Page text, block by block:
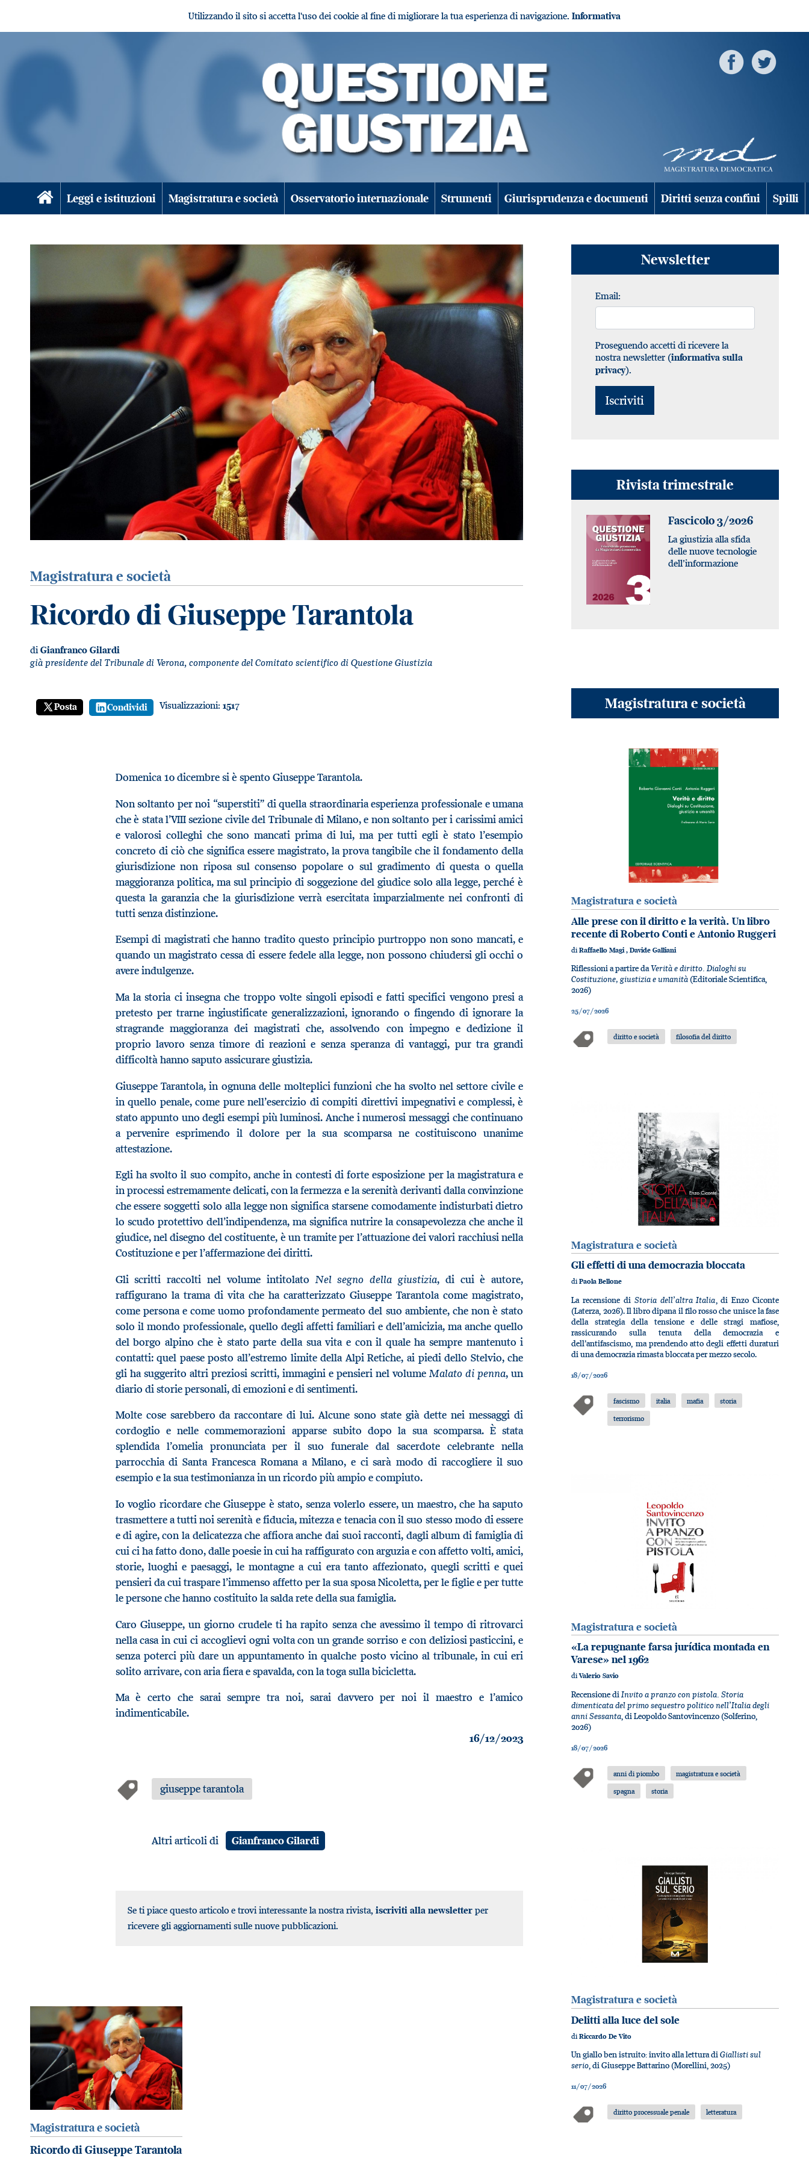
Utilizzando il sito si accetta l'uso dei cookie al fine di migliorare la tua esperienza di navigazione. Informativa
Leggi e istituzioni Magistratura e società Osservatorio internazionale Strumenti Giurisprudenza e documenti Diritti senza confini Spilli
Magistratura e società
Ricordo di Giuseppe Tarantola
di Gianfranco Gilardi
già presidente del Tribunale di Verona, componente del Comitato scientifico di Questione Giustizia
Posta Condividi Visualizzazioni: 1517
Domenica 10 dicembre si è spento Giuseppe Tarantola.
Non soltanto per noi “superstiti” di quella straordinaria esperienza professionale e umana
che è stata l’VIII sezione civile del Tribunale di Milano, e non soltanto per i carissimi amici
e valorosi colleghi che sono mancati prima di lui, ma per tutti egli è stato l’esempio
concreto di ciò che significa essere magistrato, la prova tangibile che il fondamento della
giurisdizione non riposa sul consenso popolare o sul gradimento di questa o quella
maggioranza politica, ma sul principio di soggezione del giudice solo alla legge, perché è
questa la garanzia che la giurisdizione verrà esercitata imparzialmente nei confronti di
tutti senza distinzione.
Esempi di magistrati che hanno tradito questo principio purtroppo non sono mancati, e
quando un magistrato cessa di essere fedele alla legge, non possono chiudersi gli occhi o
avere indulgenze.
Ma la storia ci insegna che troppo volte singoli episodi e fatti specifici vengono presi a
pretesto per trarne ingiustificate generalizzazioni, ignorando o fingendo di ignorare la
stragrande maggioranza dei magistrati che, assolvendo con impegno e dedizione il
proprio lavoro senza timore di reazioni e senza speranza di vantaggi, pur tra grandi
difficoltà hanno saputo assicurare giustizia.
Giuseppe Tarantola, in ognuna delle molteplici funzioni che ha svolto nel settore civile e
in quello penale, come pure nell’esercizio di compiti direttivi impegnativi e complessi, è
stato appunto uno degli esempi più luminosi. Anche i numerosi messaggi che continuano
a pervenire esprimendo il dolore per la sua scomparsa ne costituiscono unanime
attestazione.
Egli ha svolto il suo compito, anche in contesti di forte esposizione per la magistratura e
in processi estremamente delicati, con la fermezza e la serenità derivanti dalla convinzione
che essere soggetti solo alla legge non significa starsene comodamente indisturbati dietro
lo scudo protettivo dell’indipendenza, ma significa nutrire la consapevolezza che anche il
giudice, nel disegno del costituente, è un tramite per l’attuazione dei valori racchiusi nella
Costituzione e per l’affermazione dei diritti.
Gli scritti raccolti nel volume intitolatoNel segno della giustizia, di cui è autore,
raffigurano la trama di vita che ha caratterizzato Giuseppe Tarantola come magistrato,
come persona e come uomo profondamente permeato del suo ambiente, che non è stato
solo il mondo professionale, quello degli affetti familiari e dell’amicizia, ma anche quello
del borgo alpino che è stato parte della sua vita e con il quale ha sempre mantenuto i
contatti: quel paese posto all’estremo limite della Alpi Retiche, ai piedi dello Stelvio, che
gli ha suggerito altri preziosi scritti, immagini e pensieri nel volumeMalato di penna, un
diario di storie personali, di emozioni e di sentimenti.
Molte cose sarebbero da raccontare di lui. Alcune sono state già dette nei messaggi di
cordoglio e nelle commemorazioni apparse subito dopo la sua scomparsa. È stata
splendida l’omelia pronunciata per il suo funerale dal sacerdote celebrante nella
parrocchia di Santa Francesca Romana a Milano, e ci sarà modo di raccogliere il suo
esempio e la sua testimonianza in un ricordo più ampio e compiuto.
Io voglio ricordare che Giuseppe è stato, senza volerlo essere, un maestro, che ha saputo
trasmettere a tutti noi serenità e fiducia, mitezza e tenacia con il suo stesso modo di essere
e di agire, con la delicatezza che affiora anche dai suoi racconti, dagli album di famiglia di
cui ci ha fatto dono, dalle poesie in cui ha raffigurato con arguzia e con affetto volti, amici,
storie, luoghi e paesaggi, le montagne a cui era tanto affezionato, quegli scritti e quei
pensieri da cui traspare l’immenso affetto per la sua sposa Nicoletta, per le figlie e per tutte
le persone che hanno costituito la salda rete della sua famiglia.
Caro Giuseppe, un giorno crudele ti ha rapito senza che avessimo il tempo di ritrovarci
nella casa in cui ci accoglievi ogni volta con un grande sorriso e con deliziosi pasticcini, e
senza poterci più dare un appuntamento in qualche posto vicino al tribunale, in cui eri
solito arrivare, con aria fiera e spavalda, con la toga sulla bicicletta.
Ma è certo che sarai sempre tra noi, sarai davvero per noi il maestro e l’amico
indimenticabile.
16/12/2023
giuseppe tarantola
Altri articoli di Gianfranco Gilardi
Se ti piace questo articolo e trovi interessante la nostra rivista, iscriviti alla newsletter per
ricevere gli aggiornamenti sulle nuove pubblicazioni.
Magistratura e società
Ricordo di Giuseppe Tarantola
Newsletter
Email:
Proseguendo accetti di ricevere la
nostra newsletter (informativa sulla
privacy).
Rivista trimestrale
Fascicolo 3/2026
La giustizia alla sfida
delle nuove tecnologie
dell’informazione
Magistratura e società
Magistratura e società
Alle prese con il diritto e la verità. Un libro
recente di Roberto Conti e Antonio Ruggeri
diRaffaello Magi,Davide Galliani
Riflessioni a partire daVerità e diritto. Dialoghi su
Costituzione, giustizia e umanità(Editoriale Scientifica,
2026)
25/07/2026
diritto e società filosofia del diritto
Magistratura e società
Gli effetti di una democrazia bloccata
diPaola Bellone
La recensione di Storia dell’altra Italia, di Enzo Ciconte
(Laterza, 2026). Il libro dipana il filo rosso che unisce la fase
della strategia della tensione e delle stragi mafiose,
rassicurando sulla tenuta della democrazia e
dell’antifascismo, ma prendendo atto degli effetti duraturi
di una democrazia rimasta bloccata per mezzo secolo.
18/07/2026
fascismo italia mafia
storia
terrorismo
Magistratura e società
«La repugnante farsa jurídica montada en
Varese» nel 1962
diValerio Savio
Recensione diInvito a pranzo con pistola. Storia
dimenticata del primo sequestro politico nell’Italia degli
anni Sessanta, di Leopoldo Santovincenzo (Solferino,
2026)
18/07/2026
anni di piombo
magistratura e società
spagna
storia
Magistratura e società
Delitti alla luce del sole
diRiccardo De Vito
Un giallo ben istruito: invito alla lettura diGiallisti sul
serio, di Giuseppe Battarino (Morellini, 2025)
11/07/2026
diritto processuale penale letteratura